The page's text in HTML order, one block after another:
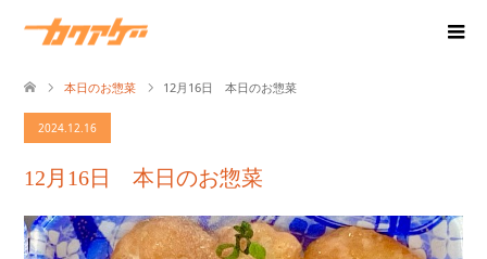
本日のお惣菜 12月16日 本日のお惣菜
2024.12.16
12月16日 本日のお惣菜